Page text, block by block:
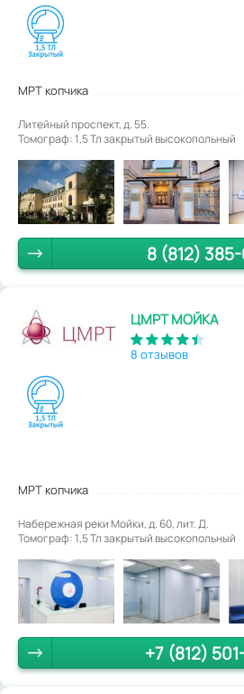
МРТ копчика
Литейный проспект, д. 55.
Томограф: 1,5 Тл закрытый высокопольный
8 (812)
ЦМРТ МОЙКА
8 отзывов
МРТ копчика
Набережная реки Мойки, д. 60, лит. Д.
Томограф: 1,5 Тл закрытый высокопольный
+7 (812)